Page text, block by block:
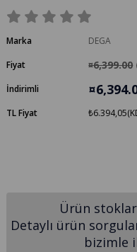
Marka
DEGA
Fiyat
¤6,399.00
İndirimli
TL Fiyat ₺6.394,05
Ürün
Detaylı ürün
bizimle